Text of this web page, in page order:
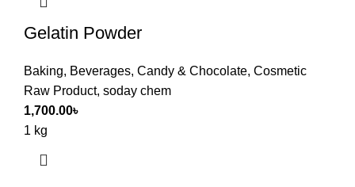
Gelatin Powder
Baking, Beverages, Candy & Chocolate, Cosmetic
Raw Product, soday chem
1,700.00৳
1 kg